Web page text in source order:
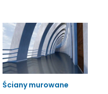
Ściany murowane